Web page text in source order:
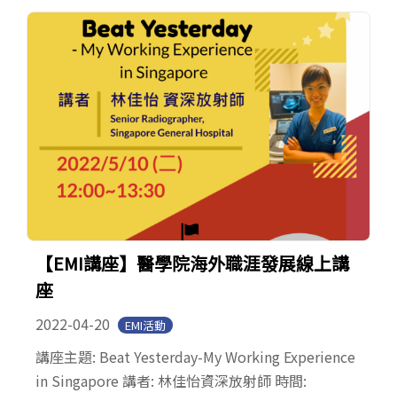
【EMI講座】醫學院海外職涯發展線上講
座
2022-04-20 EMI活動
講座主題: Beat Yesterday-My Working Experience
in Singapore 講者: 林佳怡資深放射師 時間: